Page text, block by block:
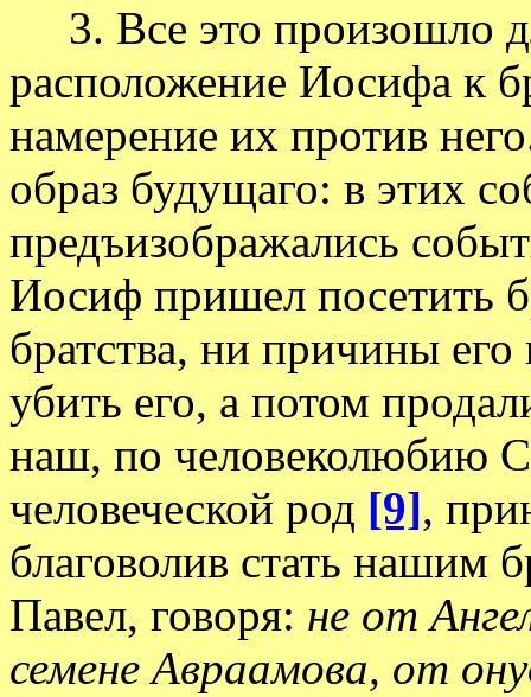
3. Все это произошло
расположение Иосифа к
намерение их против
образ будущаго: в этих
предъизображались
Иосиф пришел посетить
братства, ни причины
убить его, а потом
наш, по человеколюбию
человеческой род [9],
благоволив стать нашим
Павел, говоря: не от
семене Авраамова, от